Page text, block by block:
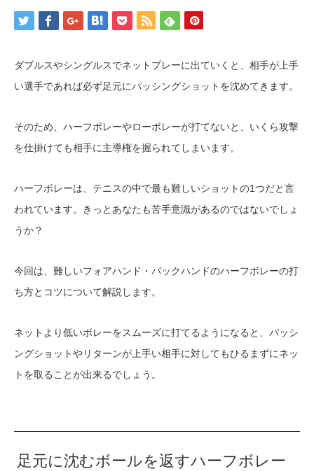
ダブルスやシングルスでネットプレーに出ていくと、相手が上手
い選手であれば必ず足元にパッシングショットを沈めてきます。
そのため、ハーフボレーやローボレーが打てないと、いくら攻撃
を仕掛けても相手に主導権を握られてしまいます。
ハーフボレーは、テニスの中で最も難しいショットの1つだと言
われています。きっとあなたも苦手意識があるのではないでしょ
うか？
今回は、難しいフォアハンド・バックハンドのハーフボレーの打
ち方とコツについて解説します。
ネットより低いボレーをスムーズに打てるようになると、パッシ
ングショットやリターンが上手い相手に対してもひるまずにネッ
トを取ることが出来るでしょう。
足元に沈むボールを返すハーフボレー